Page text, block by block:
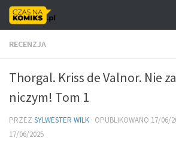
Skip to content
RECENZJA
Thorgal. Kriss de Valnor. Nie
niczym! Tom 1
PRZEZ SYLWESTER WILK · OPUBLIKOWANO 17/06/
17/06/2025